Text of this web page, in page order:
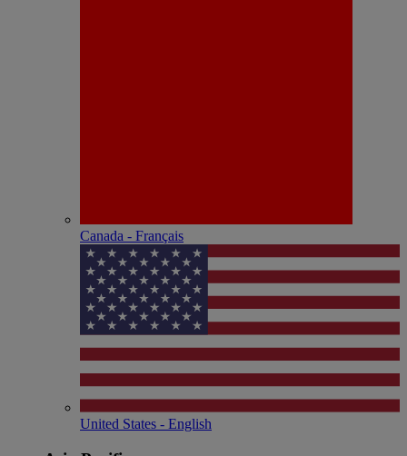
Canada - Français
United States - English